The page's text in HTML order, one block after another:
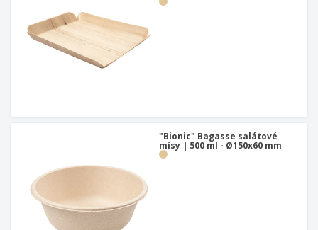
"Bionic" Bagasse salátové
mísy | 500 ml - Ø150x60 mm